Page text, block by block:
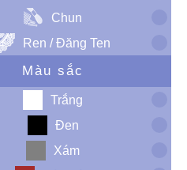
Chun
Ren / Đăng Ten
Màu sắc
Trắng
Đen
Xám